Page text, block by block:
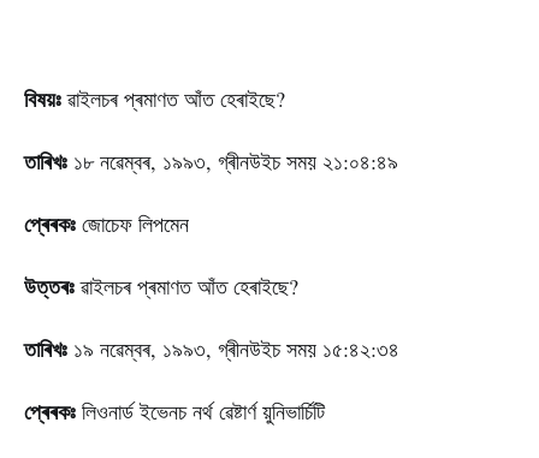
বিষয়ঃৱাইলচৰ প্ৰমাণত আঁত হেৰাইছে?
তাৰিখঃ ১৮ নৱেম্বৰ, ১৯৯৩, গ্ৰীনউইচ সময় ২১:০৪:৪৯
প্ৰেৰকঃ জোচেফ লিপমেন
উত্তৰঃৱাইলচৰ প্ৰমাণত আঁত হেৰাইছে?
তাৰিখঃ ১৯ নৱেম্বৰ, ১৯৯৩, গ্ৰীনউইচ সময় ১৫:৪২:৩৪
প্ৰেৰকঃ লিওনাৰ্ড ইভেনচ নৰ্থ ৱেষ্টাৰ্ণ য়ুনিভাৰ্চিটি